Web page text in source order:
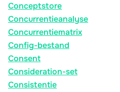
Conceptstore
Concurrentieanalyse
Concurrentiematrix
Config-bestand
Consent
Consideration-set
Consistentie